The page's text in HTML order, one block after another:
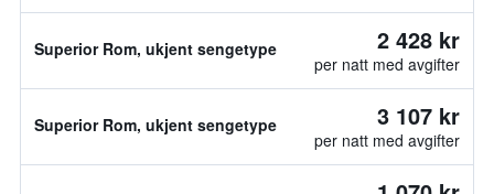
Superior Rom, ukjent sengetype 2 428 kr
per natt med avgifter
Superior Rom, ukjent sengetype 3 107 kr
per natt med avgifter